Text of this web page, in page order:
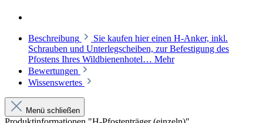
Beschreibung
Sie kaufen hier einen H-Anker, inkl.
Schrauben und Unterlegscheiben, zur Befestigung des
Pfostens Ihres Wildbienenhotel… Mehr
Bewertungen
Wissenswertes
Menü schließen